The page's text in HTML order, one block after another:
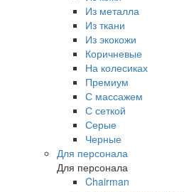
Из металла
Из ткани
Из экокожи
Коричневые
На колесиках
Премиум
С массажем
С сеткой
Серые
Черные
Для персонала
Для персонала
Chairman